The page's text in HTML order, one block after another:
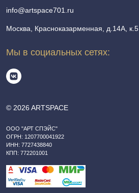
© 2026 ARTSPACE
ООО "АРТ СПЭЙС"
ОГРН: 1207700041922
ИНН: 7727438840
КПП: 772201001
info@artspace701.ru
Москва, Красноказарменная, д.14А, к.5
Мы в социальных сетях: